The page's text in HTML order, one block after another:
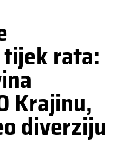
rata:
Krajinu,
diverziju